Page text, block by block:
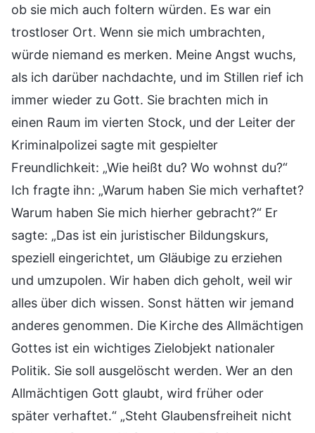
ob sie mich auch foltern würden. Es war ein
trostloser Ort. Wenn sie mich umbrachten,
würde niemand es merken. Meine Angst wuchs,
als ich darüber nachdachte, und im Stillen rief ich
immer wieder zu Gott. Sie brachten mich in
einen Raum im vierten Stock, und der Leiter der
Kriminalpolizei sagte mit gespielter
Freundlichkeit: „Wie heißt du? Wo wohnst du?“
Ich fragte ihn: „Warum haben Sie mich verhaftet?
Warum haben Sie mich hierher gebracht?“ Er
sagte: „Das ist ein juristischer Bildungskurs,
speziell eingerichtet, um Gläubige zu erziehen
und umzupolen. Wir haben dich geholt, weil wir
alles über dich wissen. Sonst hätten wir jemand
anderes genommen. Die Kirche des Allmächtigen
Gottes ist ein wichtiges Zielobjekt nationaler
Politik. Sie soll ausgelöscht werden. Wer an den
Allmächtigen Gott glaubt, wird früher oder
später verhaftet.“ „Steht Glaubensfreiheit nicht